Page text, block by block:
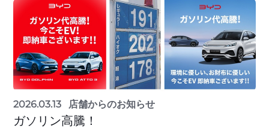
2026.03.13 店舗からのお知らせ
ガソリン高騰！